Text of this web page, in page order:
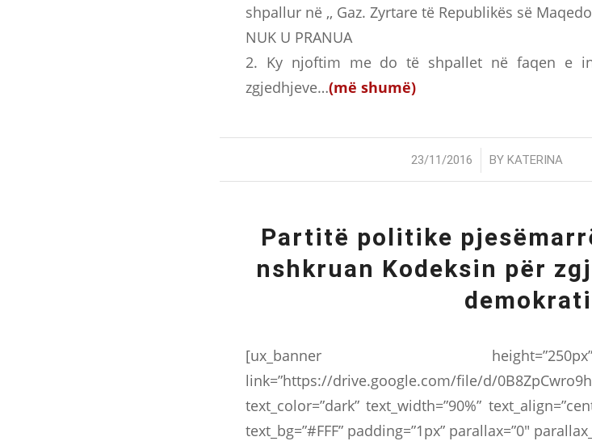
shpallur në ,, Gaz. Zyrtare të Republikës së
NUK U PRANUA
2. Ky njoftim me do të shpallet në faqen e
zgjedhjeve…(më shumë)
23/11/2016
/ BYKATERINA
Partitë politike
nshkruan Kodeksin për
[ux_banner
link=”https://drive.google.com/file/d/
text_color=”dark” text_width=”90%”
text_bg=”#FFF” padding=”1px” parallax=”0″